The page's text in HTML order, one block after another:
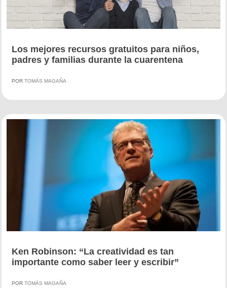
Los mejores recursos gratuitos para niños,
padres y familias durante la cuarentena
POR TOMÁS MAGAÑA
Ken Robinson: “La creatividad es tan
importante como saber leer y escribir”
POR TOMÁS MAGAÑA